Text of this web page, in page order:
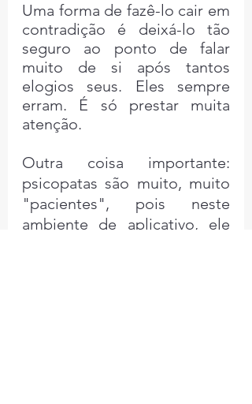
Uma forma de fazê-lo cair em
contradição é deixá-lo tão
seguro ao ponto de falar
muito de si após tantos
elogios seus. Eles sempre
erram. É só prestar muita
atenção.
Outra coisa importante:
psicopatas são muito, muito
"pacientes", pois neste
ambiente de aplicativo, ele